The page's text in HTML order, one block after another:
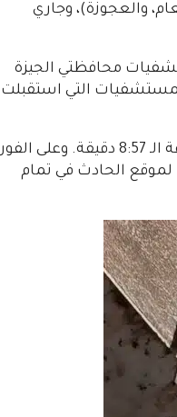
(إمبابة العام، والعجوزة)، وجاري
محافظتي الجيزة
التي استقبلت
ونوه «عبدالغفار» إلى أنه تم إبلاغ الإسعاف بوقوع الحريق في تمام الساعة الـ 8:57 دقيقة. وعلى الفور
الحادث في تمام